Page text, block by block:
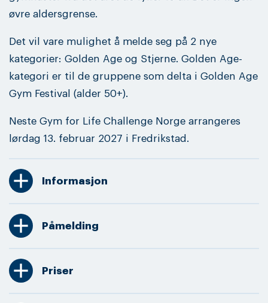
øvre aldersgrense.
Det vil vare mulighet å melde seg på 2 nye
kategorier: Golden Age og Stjerne. Golden Age-
kategori er til de gruppene som delta i Golden Age
Gym Festival (alder 50+).
Neste Gym for Life Challenge Norge arrangeres
lørdag 13. februar 2027 i Fredrikstad.
add Informasjon
add Påmelding
add Priser